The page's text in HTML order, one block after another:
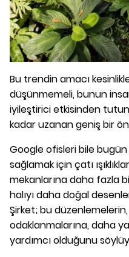
Bu trendin amacı
düşünmemeli, bunun
iyileştirici etkisinden
kadar uzanan geniş bir
Google ofisleri bile bugün
sağlamak için çatı
mekanlarına daha fazla
halıyı daha doğal
Şirket; bu
odaklanmalarına, daha
yardımcı olduğunu